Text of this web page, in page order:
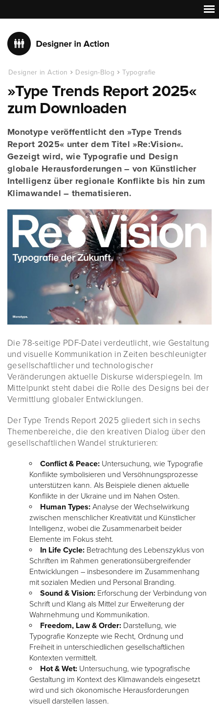
Designer in Action Design-Blog Typografie
»Type Trends Report 2025«
zum Downloaden
Monotype veröffentlicht den »Type Trends
Report 2025« unter dem Titel »Re:Vision«.
Gezeigt wird, wie Typografie und Design
globale Herausforderungen – von Künstlicher
Intelligenz über regionale Konflikte bis hin zum
Klimawandel – thematisieren.
Die 78-seitige PDF-Datei verdeutlicht, wie Gestaltung
und visuelle Kommunikation in Zeiten beschleunigter
gesellschaftlicher und technologischer
Veränderungen aktuelle Diskurse widerspiegeln. Im
Mittelpunkt steht dabei die Rolle des Designs bei der
Vermittlung globaler Entwicklungen.
Der Type Trends Report 2025 gliedert sich in sechs
Themenbereiche, die den kreativen Dialog über den
gesellschaftlichen Wandel strukturieren:
Conflict & Peace: Untersuchung, wie Typografie
Konflikte symbolisieren und Versöhnungsprozesse
unterstützen kann. Als Beispiele dienen aktuelle
Konflikte in der Ukraine und im Nahen Osten.
Human Types: Analyse der Wechselwirkung
zwischen menschlicher Kreativität und Künstlicher
Intelligenz, wobei die Zusammenarbeit beider
Elemente im Fokus steht.
In Life Cycle: Betrachtung des Lebenszyklus von
Schriften im Rahmen generationsübergreifender
Entwicklungen – insbesondere im Zusammenhang
mit sozialen Medien und Personal Branding.
Sound & Vision: Erforschung der Verbindung von
Schrift und Klang als Mittel zur Erweiterung der
Wahrnehmung und Kommunikation.
Freedom, Law & Order: Darstellung, wie
Typografie Konzepte wie Recht, Ordnung und
Freiheit in unterschiedlichen gesellschaftlichen
Kontexten vermittelt.
Hot & Wet: Untersuchung, wie typografische
Gestaltung im Kontext des Klimawandels eingesetzt
wird und sich ökonomische Herausforderungen
visuell darstellen lassen.